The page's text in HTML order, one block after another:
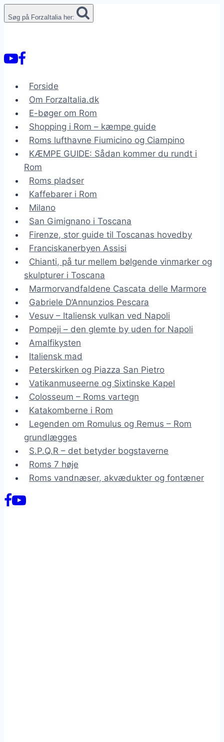
til
Søg på ForzaItalia her:
Forside
Om ForzaItalia.dk
E-bøger om Rom
Shopping i Rom – kæmpe guide
Roms lufthavne Fiumicino og Ciampino
KÆMPE GUIDE: Sådan kommer du rundt i
Rom
Roms pladser
Kaffebarer i Rom
Milano
San Gimignano i Toscana
Firenze, stor guide til Toscanas hovedby
Franciskanerbyen Assisi
Chianti, på tur mellem bølgende vinmarker og
skulpturer i Toscana
Marmorvandfaldene Cascata delle Marmore
Gabriele D’Annunzios Pescara
Vesuv – Italiensk vulkan ved Napoli
Pompeji – den glemte by uden for Napoli
Amalfikysten
Italiensk mad
Peterskirken og Piazza San Pietro
Vatikanmuseerne og Sixtinske Kapel
Colosseum – Roms vartegn
Katakomberne i Rom
Legenden om Romulus og Remus – Rom
grundlægges
S.P.Q.R – det betyder bogstaverne
Roms 7 høje
Roms vandnæser, akvædukter og fontæner